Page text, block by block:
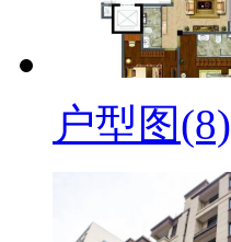
户型图(8)